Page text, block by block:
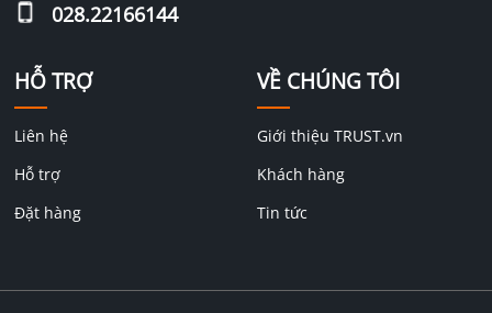
HỖ TRỢ
Liên hệ
Hỗ trợ
Đặt hàng
VỀ CHÚNG TÔI
Giới thiệu TRUST.vn
Khách hàng
Tin tức
028.22166144